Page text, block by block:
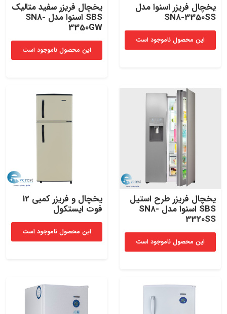
یخچال فریزر اسنوا مدل
SN8-3350SS
این محصول ناموجود است
یخچال فریزر سفید متالیک
SBS اسنوا مدل SN8-
3350GW
این محصول ناموجود است
یخچال فریزر طرح استیل
SBS اسنوا مدل SN8-
3320SS
این محصول ناموجود است
یخچال و فریزر کمبی 12
فوت ایستکول
این محصول ناموجود است